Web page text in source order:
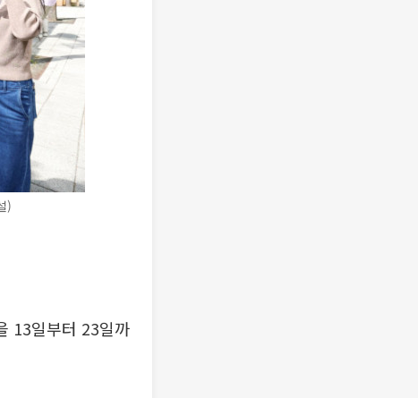
)
13일부터 23일까